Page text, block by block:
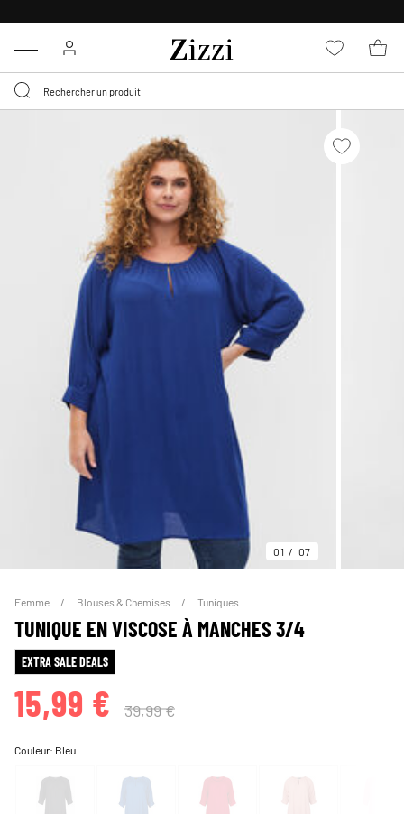
Menu
01 07
Femme Blouses & Chemises Tuniques
TUNIQUE EN VISCOSE À MANCHES 3/4
EXTRA SALE DEALS
15,99 € 39,99 €
Couleur: Bleu